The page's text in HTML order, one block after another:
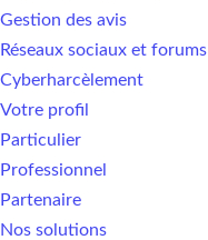
Gestion des avis
Réseaux sociaux et forums
Cyberharcèlement
Votre profil
Particulier
Professionnel
Partenaire
Nos solutions